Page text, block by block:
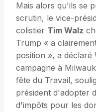
Mais alors qu'ils se
scrutin, le vice-
colistier Tim Walz
Trump « a
position », a
campagne à
fête du Travail,
président d'adopter
d'impôts pour les